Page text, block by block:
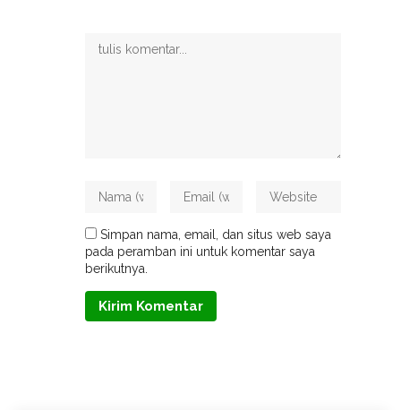
Simpan nama, email, dan situs web saya
pada peramban ini untuk komentar saya
berikutnya.